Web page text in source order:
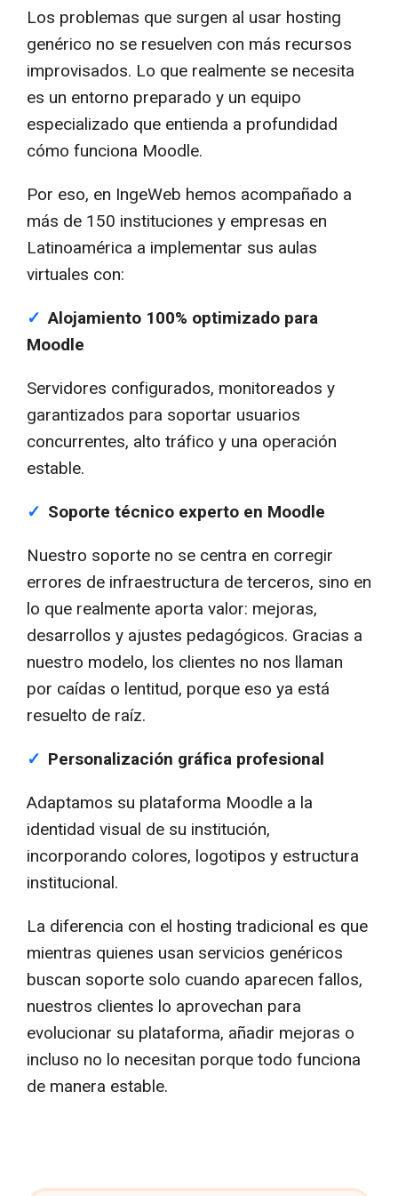
Los problemas que surgen al usar hosting
genérico no se resuelven con más recursos
improvisados. Lo que realmente se necesita
es un entorno preparado y un equipo
especializado que entienda a profundidad
cómo funciona Moodle.
Por eso, en IngeWeb hemos acompañado a
más de 150 instituciones y empresas en
Latinoamérica a implementar sus aulas
virtuales con:
✓ Alojamiento 100% optimizado para
Moodle
Servidores configurados, monitoreados y
garantizados para soportar usuarios
concurrentes, alto tráfico y una operación
estable.
✓ Soporte técnico experto en Moodle
Nuestro soporte no se centra en corregir
errores de infraestructura de terceros, sino en
lo que realmente aporta valor: mejoras,
desarrollos y ajustes pedagógicos. Gracias a
nuestro modelo, los clientes no nos llaman
por caídas o lentitud, porque eso ya está
resuelto de raíz.
✓ Personalización gráfica profesional
Adaptamos su plataforma Moodle a la
identidad visual de su institución,
incorporando colores, logotipos y estructura
institucional.
La diferencia con el hosting tradicional es que
mientras quienes usan servicios genéricos
buscan soporte solo cuando aparecen fallos,
nuestros clientes lo aprovechan para
evolucionar su plataforma, añadir mejoras o
incluso no lo necesitan porque todo funciona
de manera estable.